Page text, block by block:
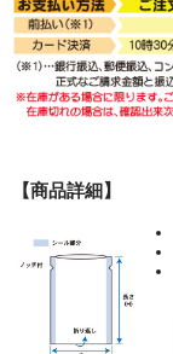
【商品詳細】